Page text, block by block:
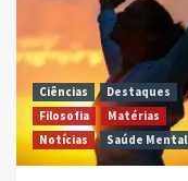
Ciências
Destaques
Filosofia
Matérias
Notícias
Saúde Mental